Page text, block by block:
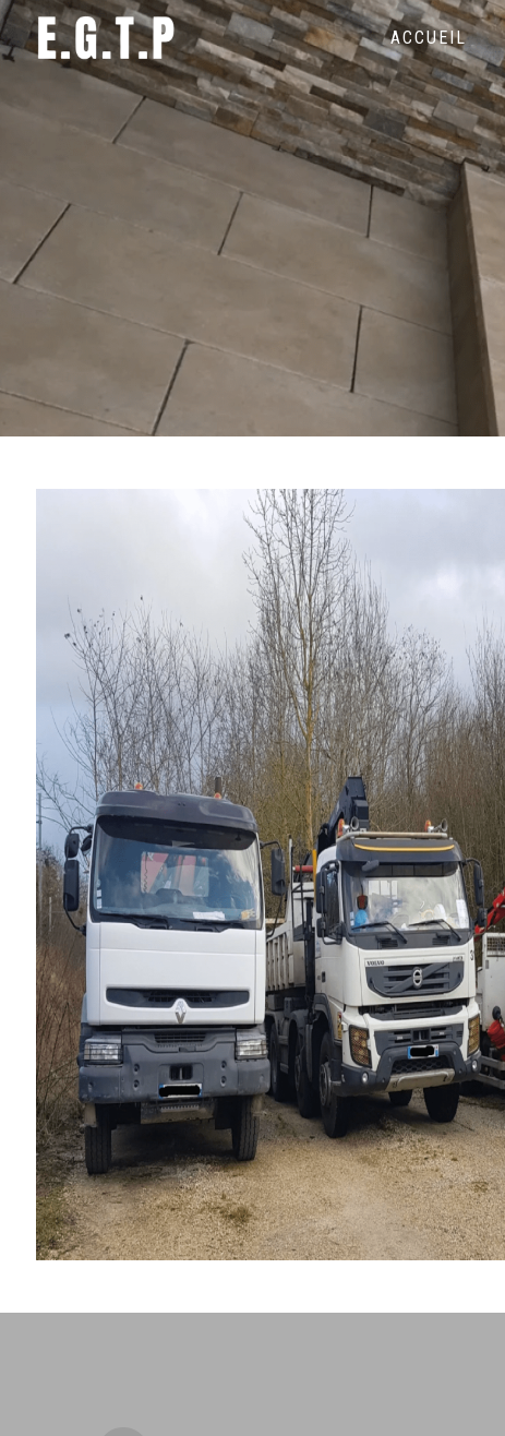
ACCUEIL
Panneau de gestion des cookies